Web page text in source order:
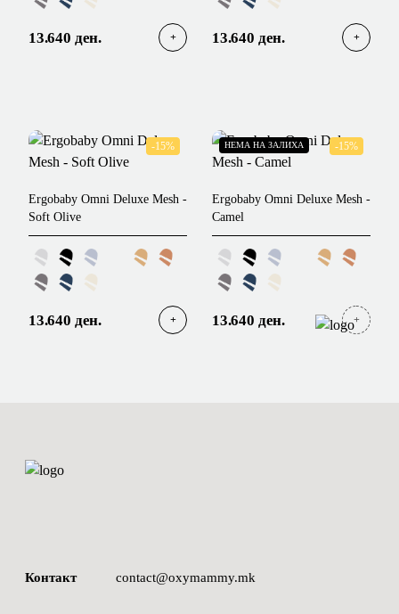
13.640 ден. 13.640 ден.
-15%
Ergobaby Omni Deluxe Mesh -
Soft Olive
13.640 ден.
-15%
НЕМА НА ЗАЛИХА
Ergobaby Omni Deluxe Mesh -
Camel
13.640 ден.
Контакт contact@oxymammy.mk